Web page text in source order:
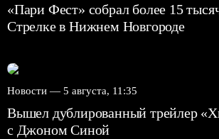
«Пари Фест» собрал более 15
Стрелке в Нижнем Новгороде
Новости — 5 августа, 11:35
Вышел дублированный трейлер
с Джоном Синой